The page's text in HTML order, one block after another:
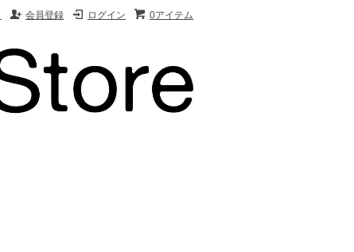
0アイテム
ログイン
会員登録